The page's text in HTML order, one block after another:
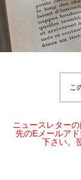
こ
ニュースレター
先のEメールア
下さい。